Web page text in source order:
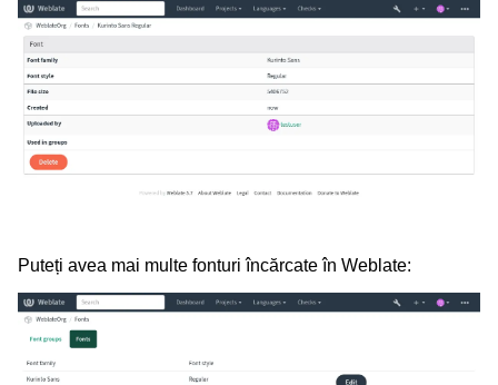
Puteți avea mai multe fonturi încărcate în Weblate: